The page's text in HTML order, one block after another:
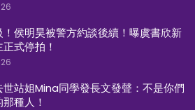
！侯明昊被警方約談後續！曝虞書欣新
式停拍！
世站姐Mina同學發長文發聲：不是你們
種人！